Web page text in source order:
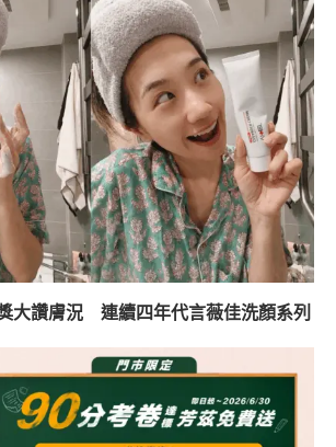
大讚膚況 連續四年代言薇佳洗顏系列